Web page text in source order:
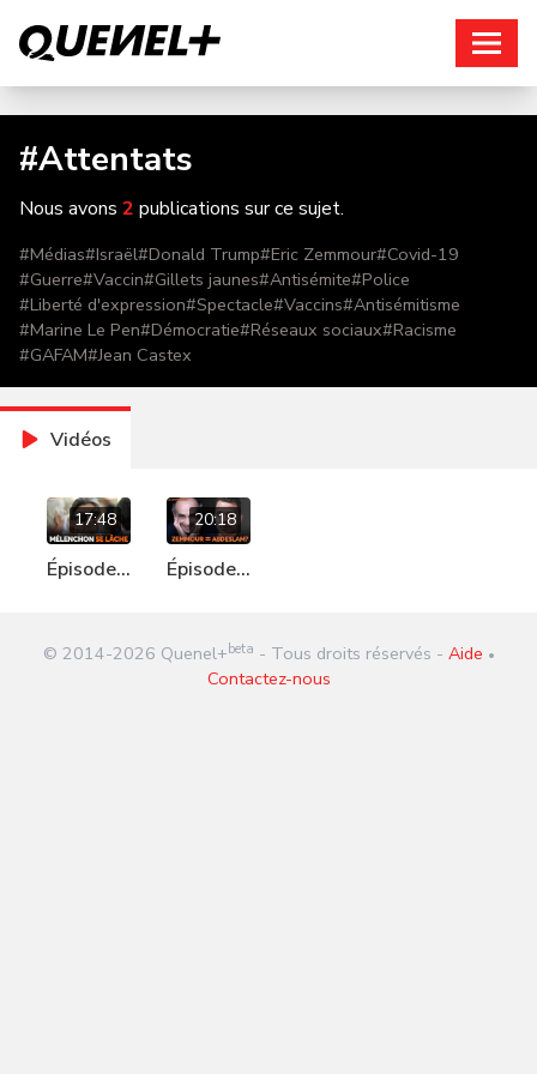
#Attentats
Nous avons 2 publications sur ce sujet.
#Médias#Israël#Donald Trump#Eric Zemmour#Covid-19
#Guerre#Vaccin#Gillets jaunes#Antisémite#Police
#Liberté d'expression#Spectacle#Vaccins#Antisémitisme
#Marine Le Pen#Démocratie#Réseaux sociaux#Racisme
#GAFAM#Jean Castex
Vidéos
17:48
Épisode
se lâche
20:18
Épisode
=
Abdelslam
© 2014-2026 Quenel+ beta - Tous droits réservés - Aide •
Contactez-nous